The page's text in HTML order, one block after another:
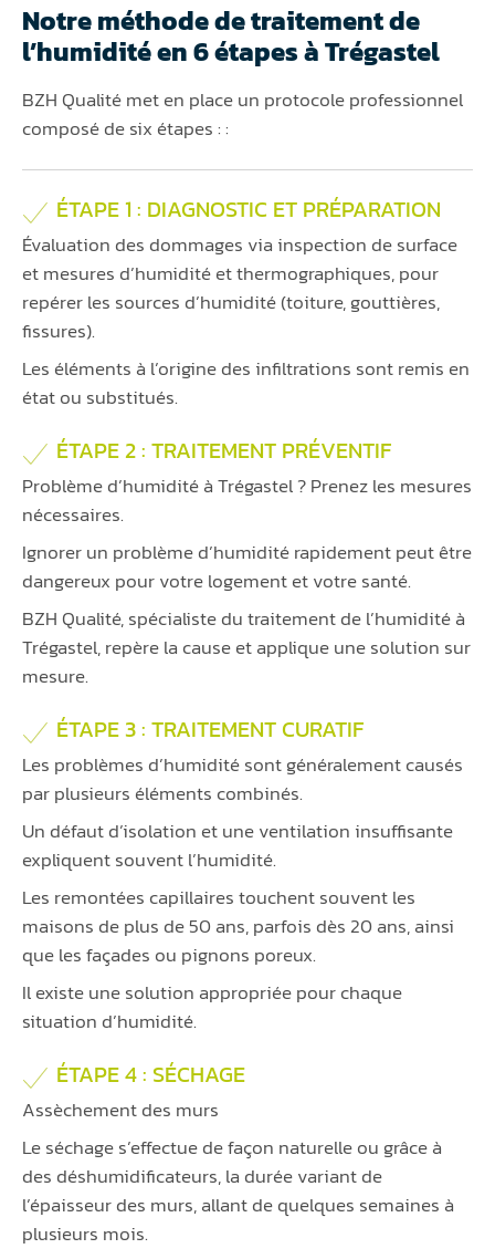
Notre méthode de traitement de
l’humidité en 6 étapes à Trégastel
BZH Qualité met en place un protocole professionnel
composé de six étapes : :
ÉTAPE 1 : DIAGNOSTIC ET PRÉPARATION
Évaluation des dommages via inspection de surface
et mesures d’humidité et thermographiques, pour
repérer les sources d’humidité (toiture, gouttières,
fissures).
Les éléments à l’origine des infiltrations sont remis en
état ou substitués.
ÉTAPE 2 : TRAITEMENT PRÉVENTIF
Problème d’humidité à Trégastel ? Prenez les mesures
nécessaires.
Ignorer un problème d’humidité rapidement peut être
dangereux pour votre logement et votre santé.
BZH Qualité, spécialiste du traitement de l’humidité à
Trégastel, repère la cause et applique une solution sur
mesure.
ÉTAPE 3 : TRAITEMENT CURATIF
Les problèmes d’humidité sont généralement causés
par plusieurs éléments combinés.
Un défaut d’isolation et une ventilation insuffisante
expliquent souvent l’humidité.
Les remontées capillaires touchent souvent les
maisons de plus de 50 ans, parfois dès 20 ans, ainsi
que les façades ou pignons poreux.
Il existe une solution appropriée pour chaque
situation d’humidité.
ÉTAPE 4 : SÉCHAGE
Assèchement des murs
Le séchage s’effectue de façon naturelle ou grâce à
des déshumidificateurs, la durée variant de
l’épaisseur des murs, allant de quelques semaines à
plusieurs mois.